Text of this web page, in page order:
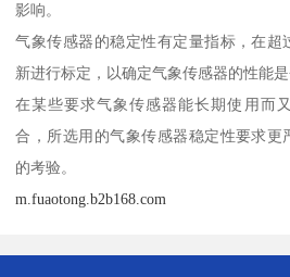
影响。
气象传感器的稳定性有定量指标，在超
新进行标定，以确定气象传感器的性能是
在某些要求气象传感器能长期使用而
合，所选用的气象传感器稳定性要求更
的考验。
m.fuaotong.b2b168.com